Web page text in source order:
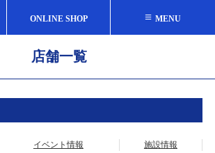
ONLINE SHOP ≡ MENU
店舗一覧
イベント情報 施設情報